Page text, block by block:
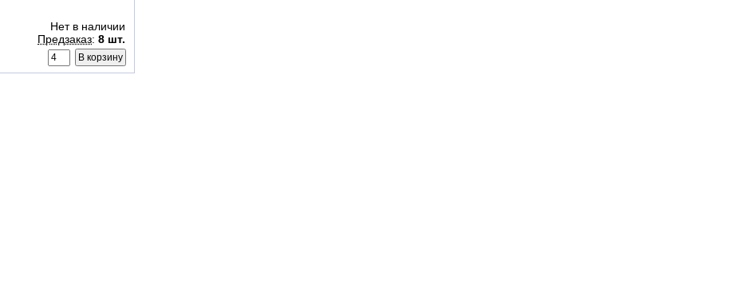
Нет в наличии
Предзаказ: 8 шт.